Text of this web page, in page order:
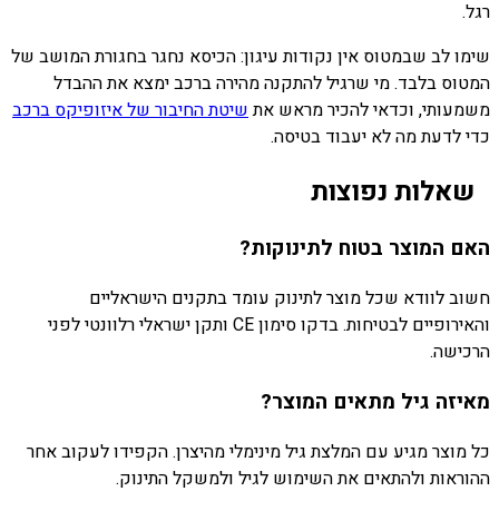
רגל.
שימו לב שבמטוס אין נקודות עיגון: הכיסא נחגר בחגורת המושב של
המטוס בלבד. מי שרגיל להתקנה מהירה ברכב ימצא את ההבדל
משמעותי, וכדאי להכיר מראש אתשיטת החיבור של איזופיקס ברכב
כדי לדעת מה לא יעבוד בטיסה.
שאלות נפוצות
האם המוצר בטוח לתינוקות?
חשוב לוודא שכל מוצר לתינוק עומד בתקנים הישראליים
והאירופיים לבטיחות. בדקו סימון CE ותקן ישראלי רלוונטי לפני
הרכישה.
מאיזה גיל מתאים המוצר?
כל מוצר מגיע עם המלצת גיל מינימלי מהיצרן. הקפידו לעקוב אחר
ההוראות ולהתאים את השימוש לגיל ולמשקל התינוק.